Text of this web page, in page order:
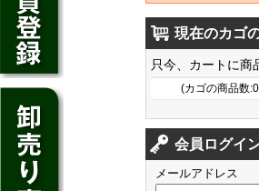
現在のカゴ
只今、カートに商
(カゴの商品数
会員ログイ
メールアドレス
CT200h
HS250h
プレミオ
プリウス
SAI
クラウン ア
クラウン マ
デイズ
デイズ ルー
ジューク
ノート
キューブ
フィット
シャトル